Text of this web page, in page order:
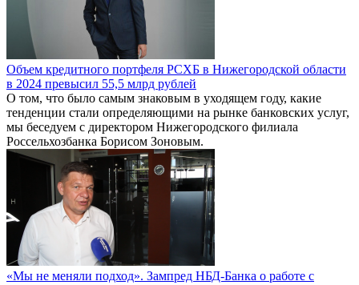
Объем кредитного портфеля РСХБ в Нижегородской области
в 2024 превысил 55,5 млрд рублей
О том, что было самым знаковым в уходящем году, какие
тенденции стали определяющими на рынке банковских услуг,
мы беседуем с директором Нижегородского филиала
Россельхозбанка Борисом Зоновым.
«Мы не меняли подход». Зампред НБД-Банка о работе с